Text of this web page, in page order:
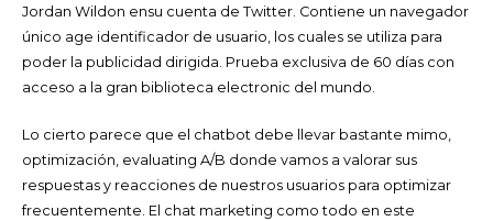
Jordan Wildon ensu cuenta de Twitter. Contiene un navegador
único age identificador de usuario, los cuales se utiliza para
poder la publicidad dirigida. Prueba exclusiva de 60 días con
acceso a la gran biblioteca electronic del mundo.
Lo cierto parece que el chatbot debe llevar bastante mimo,
optimización, evaluating A/B donde vamos a valorar sus
respuestas y reacciones de nuestros usuarios para optimizar
frecuentemente. El chat marketing como todo en este